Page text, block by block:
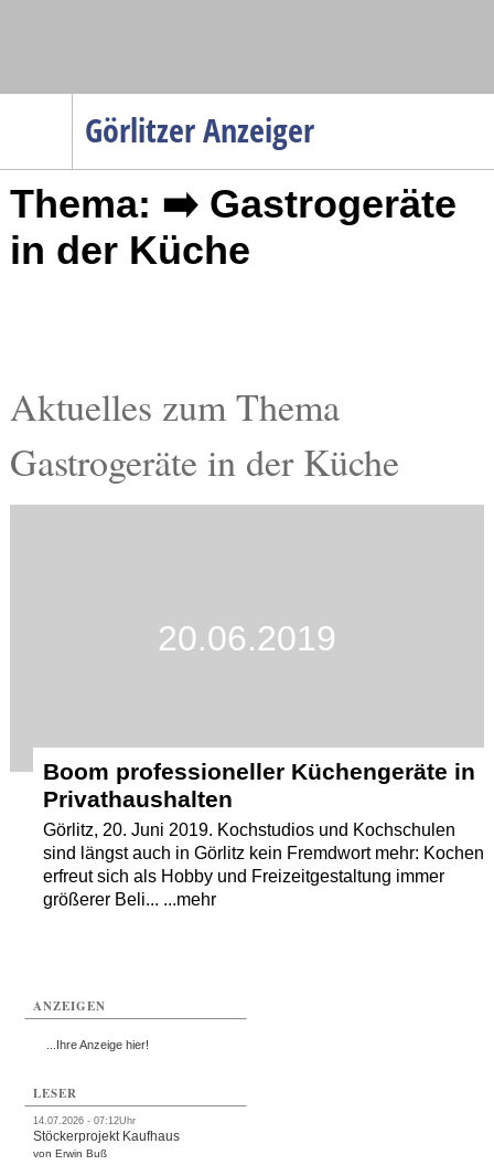
Görlitzer Anzeiger
Menüpunkte
Startseite
Gesellschaft
Gesundheit
Kultur
Thema: ➡️ Gastrogeräte
in der Küche
Aktuelles zum Thema
Gastrogeräte in der Küche
20.06.2019
Boom professioneller Küchengeräte in
Privathaushalten
Görlitz, 20. Juni 2019. Kochstudios und Kochschulen
sind längst auch in Görlitz kein Fremdwort mehr: Kochen
erfreut sich als Hobby und Freizeitgestaltung immer
größerer Beli... ...mehr
ANZEIGEN
...Ihre Anzeige hier!
LESER
14.07.2026 - 07:12Uhr
Stöckerprojekt Kaufhaus
von Erwin Buß